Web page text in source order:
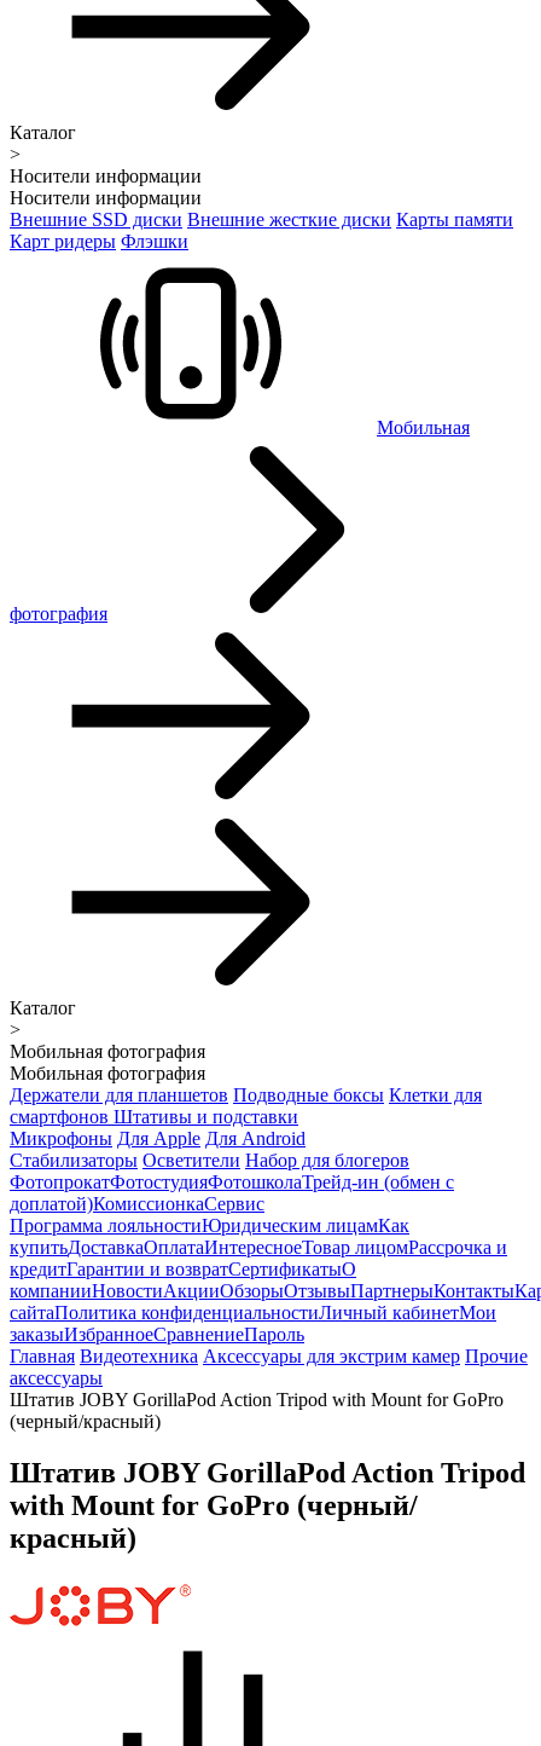
Каталог
>
Носители информации
Носители информации
Внешние SSD диски Внешние жесткие диски Карты памяти
Карт ридеры Флэшки
Мобильная
фотография
Каталог
>
Мобильная фотография
Мобильная фотография
Держатели для планшетов Подводные боксы Клетки для
смартфонов Штативы и подставки
Микрофоны Для Apple Для Android
Стабилизаторы Осветители Набор для блогеров
ФотопрокатФотостудияФотошколаТрейд-ин (обмен с
доплатой)КомиссионкаСервис
Программа лояльностиЮридическим лицамКак
купитьДоставкаОплатаИнтересноеТовар лицомРассрочка и
кредитГарантии и возвратСертификатыО
компанииНовостиАкцииОбзорыОтзывыПартнерыКонтакты
сайтаПолитика конфиденциальностиЛичный кабинетМои
заказыИзбранноеСравнениеПароль
Главная Видеотехника Аксессуары для экстрим камер Прочие
аксессуары
Штатив JOBY GorillaPod Action Tripod with Mount for GoPro
(черный/красный)
Штатив JOBY GorillaPod Action Tripod
with Mount for GoPro (черный/
красный)